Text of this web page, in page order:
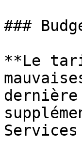
###
**Le